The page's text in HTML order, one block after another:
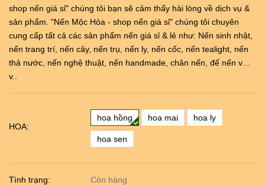
shop nến giá sỉ" chúng tôi bạn sẽ cảm thấy hài lòng về dịch vụ &
sản phẩm. "Nến Mộc Hỏa - shop nến giá sỉ" chúng tôi chuyên
cung cấp tất cả các sản phẩm nến giá sỉ & lẻ như: Nến sinh nhật,
nến trang trí, nến cây, nến trụ, nến ly, nến cốc, nến tealight, nến
thả nước, nến nghệ thuật, nến handmade, chân nến, đế nến v…
v..
HOA:
hoa hồng hoa mai hoa ly
hoa sen
Tình trạng: Còn hàng